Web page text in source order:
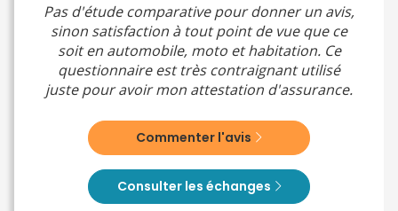
Pas d'étude comparative pour donner un avis,
sinon satisfaction à tout point de vue que ce
soit en automobile, moto et habitation. Ce
questionnaire est très contraignant utilisé
juste pour avoir mon attestation d'assurance.
Commenter l'avis
Consulter les échanges